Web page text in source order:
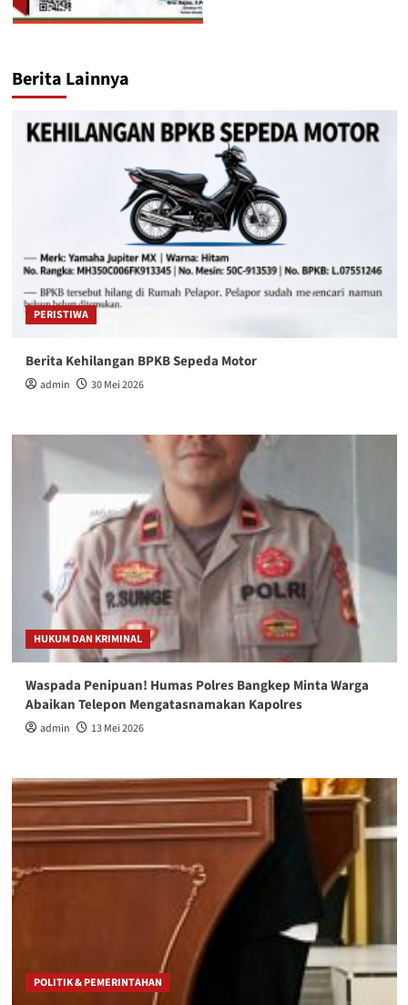
Berita Lainnya
PERISTIWA
Berita Kehilangan BPKB Sepeda Motor
admin 30 Mei 2026
HUKUM DAN KRIMINAL
Waspada Penipuan! Humas Polres Bangkep Minta Warga
Abaikan Telepon Mengatasnamakan Kapolres
admin 13 Mei 2026
POLITIK & PEMERINTAHAN